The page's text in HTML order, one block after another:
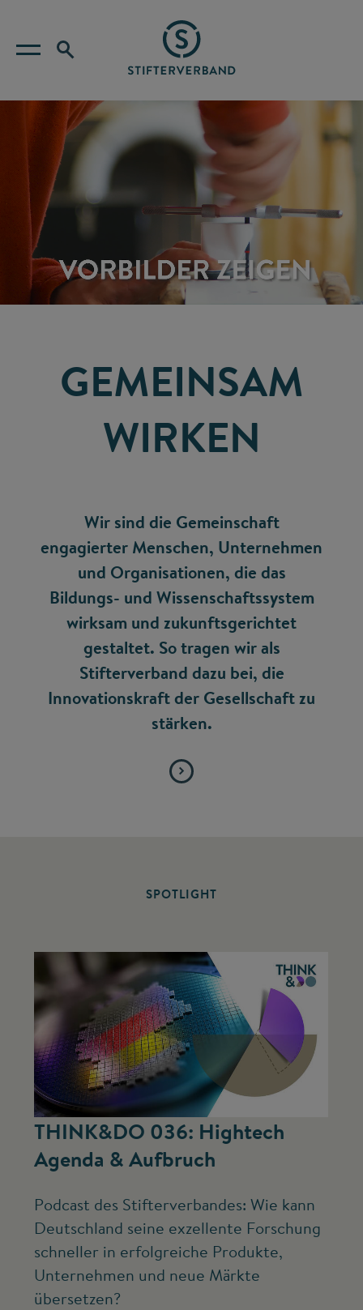
GEMEINSAM
WIRKEN
Wir sind die Gemeinschaft
engagierter Menschen, Unternehmen
und Organisationen, die das
Bildungs- und Wissenschaftssystem
wirksam und zukunftsgerichtet
gestaltet. So tragen wir als
Stifterverband dazu bei, die
Innovationskraft der Gesellschaft zu
stärken.
SPOTLIGHT
THINK&DO 036: Hightech
Agenda & Aufbruch
Podcast des Stifterverbandes: Wie kann
Deutschland seine exzellente Forschung
schneller in erfolgreiche Produkte,
Unternehmen und neue Märkte
übersetzen?